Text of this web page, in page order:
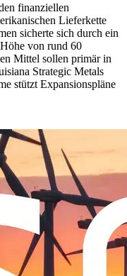
finanziellen
Lieferkette
sicherte sich durch ein
von rund 60
Mittel sollen primär in
Strategic Metals
stützt Expansionspläne